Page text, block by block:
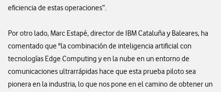
eficiencia de estas operaciones”.
Por otro lado, Marc Estapé, director de IBM Cataluña y Baleares, ha
comentado que "la combinación de inteligencia artificial con
tecnologías Edge Computing y en la nube en un entorno de
comunicaciones ultrarrápidas hace que esta prueba piloto sea
pionera en la industria, lo que nos pone en el camino de obtener un